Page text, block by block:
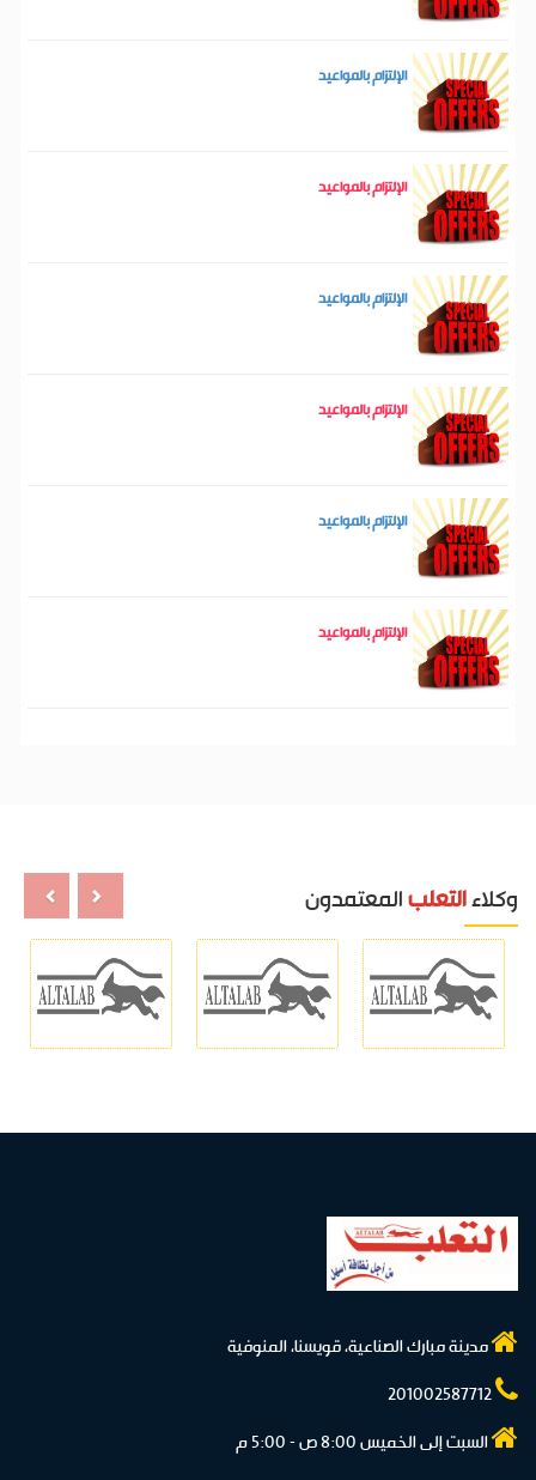
الإلتزام بالمواعيد
الإلتزام بالمواعيد
الإلتزام بالمواعيد
الإلتزام بالمواعيد
الإلتزام بالمواعيد
الإلتزام بالمواعيد
وكلاء التعلب المعتمدون
مدينة مبارك الصناعية، قويسنا، المنوفية
السبت إلى الخميس 8:00 ص - 5:00 م